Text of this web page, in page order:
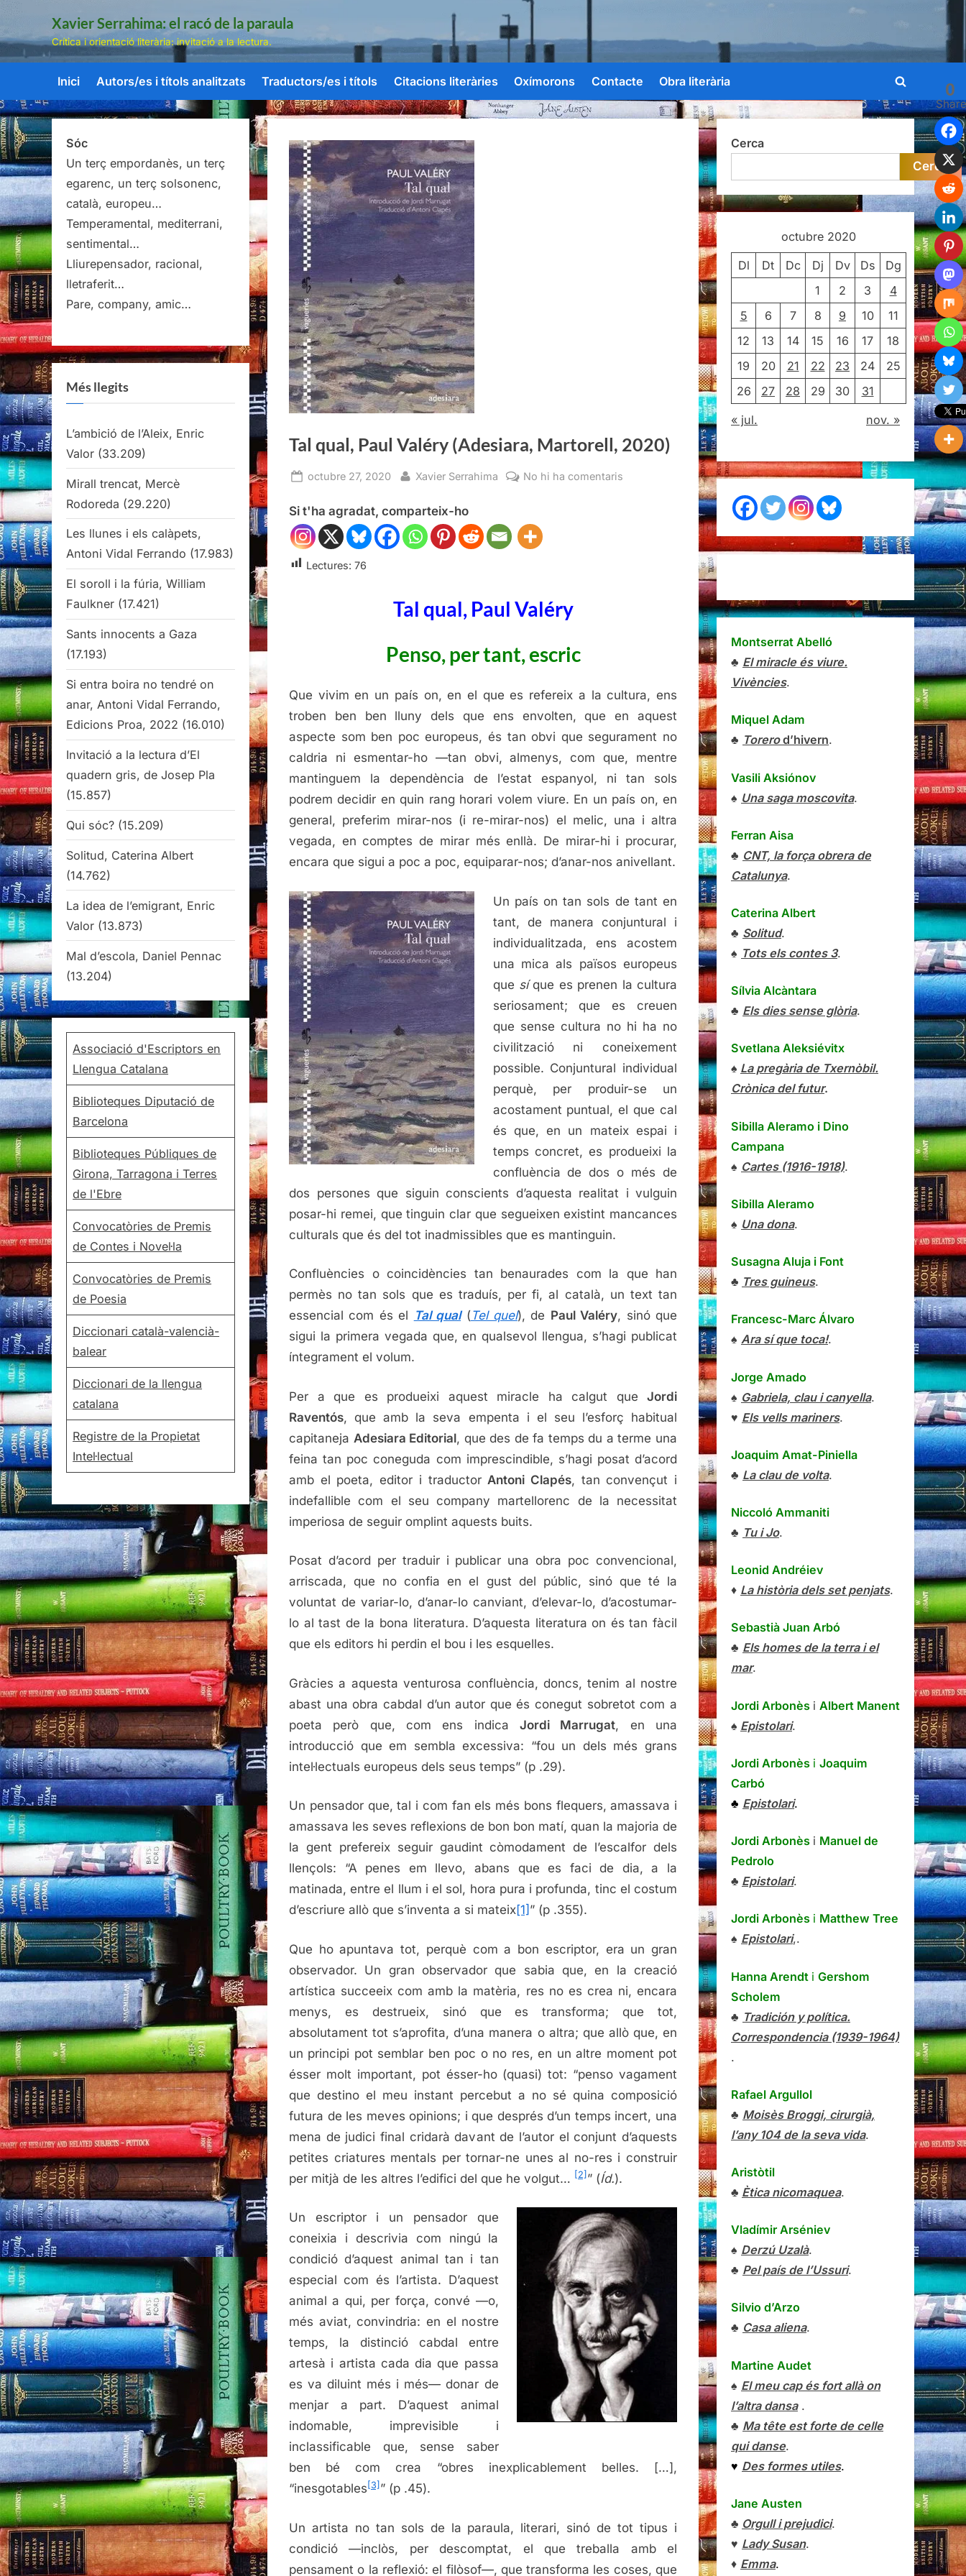
Skip
content
Xavier Serrahima: el racó de la paraula
Crítica i orientació literària: invitació a la lectura.
Inici Autors/es i títols analitzats Traductors/es i títols Citacions literàries Oxímorons Contacte Obra literària
Toggle
search
form
Tal qual, Paul Valéry (Adesiara, Martorell, 2020)
Posted
octubre 27, 2020 By
Xavier Serrahima No hi ha comentaris
Si t'ha agradat, comparteix-ho
Lectures: 76
Tal qual, Paul Valéry
Penso, per tant, escric
Que vivim en un país on, en el que es refereix a la cultura, ens
troben ben ben lluny dels que ens envolten, que en aquest
aspecte som ben poc europeus, és tan obvi que segurament no
caldria ni esmentar-ho —tan obvi, almenys, com que, mentre
mantinguem la dependència de l’estat espanyol, ni tan sols
podrem decidir en quin rang horari volem viure. En un país on, en
general, preferim mirar-nos (i re-mirar-nos) el melic, una i altra
vegada, en comptes de mirar més enllà. De mirar-hi i procurar,
encara que sigui a poc a poc, equiparar-nos; d’anar-nos anivellant.
Un país on tan sols de tant en
tant, de manera conjuntural i
individualitzada, ens acostem
una mica als països europeus
que síque es prenen la cultura
seriosament; que es creuen
que sense cultura no hi ha no
civilització ni coneixement
possible. Conjuntural individual
perquè, per produir-se un
acostament puntual, el que cal
és que, en un mateix espai i
temps concret, es produeixi la
confluència de dos o més de
dos persones que siguin conscients d’aquesta realitat i vulguin
posar-hi remei, que tinguin clar que segueixen existint mancances
culturals que és del tot inadmissibles que es mantinguin.
Confluències o coincidències tan benaurades com la que han
permès no tan sols que es traduís, per fi, al català, un text tan
essencial com és el Tal qual(Tel quel), de Paul Valéry, sinó que
sigui la primera vegada que, en qualsevol llengua, s’hagi publicat
íntegrament el volum.
Per a que es produeixi aquest miracle ha calgut que Jordi
Raventós, que amb la seva empenta i el seu l’esforç habitual
capitaneja Adesiara Editorial, que des de fa temps du a terme una
feina tan poc coneguda com imprescindible, s’hagi posat d’acord
amb el poeta, editor i traductor Antoni Clapés, tan convençut i
indefallible com el seu company martellorenc de la necessitat
imperiosa de seguir omplint aquests buits.
Posat d’acord per traduir i publicar una obra poc convencional,
arriscada, que no confia en el gust del públic, sinó que té la
voluntat de variar-lo, d’anar-lo canviant, d’elevar-lo, d’acostumar-
lo al tast de la bona literatura. D’aquesta literatura on és tan fàcil
que els editors hi perdin el bou i les esquelles.
Gràcies a aquesta venturosa confluència, doncs, tenim al nostre
abast una obra cabdal d’un autor que és conegut sobretot com a
poeta però que, com ens indica Jordi Marrugat, en una
introducció que em sembla excessiva: “fou un dels més grans
intel·lectuals europeus dels seus temps” (p .29).
Un pensador que, tal i com fan els més bons flequers, amassava i
amassava les seves reflexions de bon bon matí, quan la majoria de
la gent prefereix seguir gaudint còmodament de l’escalfor dels
llençols: “A penes em llevo, abans que es faci de dia, a la
matinada, entre el llum i el sol, hora pura i profunda, tinc el costum
d’escriure allò que s’inventa a si mateix[1] ” (p .355).
Que ho apuntava tot, perquè com a bon escriptor, era un gran
observador. Un gran observador que sabia que, en la creació
artística succeeix com amb la matèria, res no es crea ni, encara
menys, es destrueix, sinó que es transforma; que tot,
absolutament tot s’aprofita, d’una manera o altra; que allò que, en
un principi pot semblar ben poc o no res, en un altre moment pot
ésser molt important, pot ésser-ho (quasi) tot: “penso vagament
que destino el meu instant percebut a no sé quina composició
futura de les meves opinions; i que després d’un temps incert, una
mena de judici final cridarà davant de l’autor el conjunt d’aquests
petites criatures mentals per tornar-ne unes al no-res i construir
per mitjà de les altres l’edifici del que he volgut… [2] ” (Íd.).
Un escriptor i un pensador que
coneixia i descrivia com ningú la
condició d’aquest animal tan i tan
especial com és l’artista. D’aquest
animal a qui, per força, convé —o,
més aviat, convindria: en el nostre
temps, la distinció cabdal entre
artesà i artista cada dia que passa
es va diluint més i més— donar de
menjar a part. D’aquest animal
indomable, imprevisible i
inclassificable que, sense saber
ben bé com crea “obres inexplicablement belles. […],
“inesgotables [3] ” (p .45).
Un artista no tan sols de la paraula, literari, sinó de tot tipus i
condició —inclòs, per descomptat, el que treballa amb el
pensament o la reflexió: el filòsof—, que transforma les coses, que
0
Sóc
Un terç empordanès, un terç
egarenc, un terç solsonenc,
català, europeu…
Temperamental, mediterrani,
sentimental…
Lliurepensador, racional,
lletraferit…
Pare, company, amic…
Més llegits
L’ambició de l’Aleix, Enric
Valor (33.209)
Mirall trencat, Mercè
Rodoreda (29.220)
Les llunes i els calàpets,
Antoni Vidal Ferrando (17.983)
El soroll i la fúria, William
Faulkner (17.421)
Sants innocents a Gaza
(17.193)
Si entra boira no tendré on
anar, Antoni Vidal Ferrando,
Edicions Proa, 2022 (16.010)
Invitació a la lectura d’El
quadern gris, de Josep Pla
(15.857)
Qui sóc? (15.209)
Solitud, Caterina Albert
(14.762)
La idea de l’emigrant, Enric
Valor (13.873)
Mal d’escola, Daniel Pennac
(13.204)
Associació d'Escriptors en
Llengua Catalana
Biblioteques Diputació de
Barcelona
Biblioteques Públiques de
Girona, Tarragona i Terres
de l'Ebre
Convocatòries de Premis
de Contes i Novel·la
Convocatòries de Premis
de Poesia
Diccionari català-valencià-
balear
Diccionari de la llengua
catalana
Registre de la Propietat
Intel·lectual
Cerca
Cerca
octubre 2020
Dl Dt Dc Dj Dv Ds
Dg
1
2 3
4
5
6 7 8 9 10
11
12
13 14 15 16 17
18
19
20 21 22 23 24
25
26
27 28 29 30 31
« jul. nov. »
Montserrat Abelló
♣ El miracle és viure.
Vivències.
Miquel Adam
♣ Torerod’hivern.
Vasili Aksiónov
♠ Una saga moscovita.
Ferran Aisa
♣ CNT, la força obrera de
Catalunya.
Caterina Albert
♣ Solitud.
♠ Tots els contes 3.
Sílvia Alcàntara
♣ Els dies sense glòria.
Svetlana Aleksiévitx
♠ La pregària de Txernòbil.
Crònica del futur.
Sibilla Aleramo i Dino
Campana
♠ Cartes (1916-1918).
Sibilla Aleramo
♠ Una dona.
Susagna Aluja i Font
♣ Tres guineus.
Francesc-Marc Álvaro
♠ Ara sí que toca!.
Jorge Amado
♠ Gabriela, clau i canyella.
♥ Els vells mariners.
Joaquim Amat-Piniella
♣ La clau de volta.
Niccoló Ammaniti
♣ Tu i Jo.
Leonid Andréiev
♦ La història dels set penjats.
Sebastià Juan Arbó
♣ Els homes de la terra i el
mar.
Jordi Arbonès i Albert Manent
♠ Epistolari.
Jordi Arbonès i Joaquim
Carbó
♣ Epistolari.
Jordi Arbonès i Manuel de
Pedrolo
♣ Epistolari.
Jordi Arbonès i Matthew Tree
♠ Epistolari,.
Hanna Arendt i Gershom
Scholem
♣ Tradición y política.
Correspondencia (1939-1964)
.
Rafael Argullol
♣ Moisès Broggi, cirurgià,
l’any 104 de la seva vida.
Aristòtil
♣ Ètica nicomaquea.
Vladímir Arséniev
♠ Derzú Uzalà.
♣ Pel país de l’Ussuri.
Silvio d’Arzo
♣ Casa aliena.
Martine Audet
♠ El meu cap és fort allà on
l’altra dansa.
♣ Ma tête est forte de celle
qui danse.
♥ Des formes utiles.
Jane Austen
♣ Orgull i prejudici.
♥ Lady Susan.
♦ Emma.